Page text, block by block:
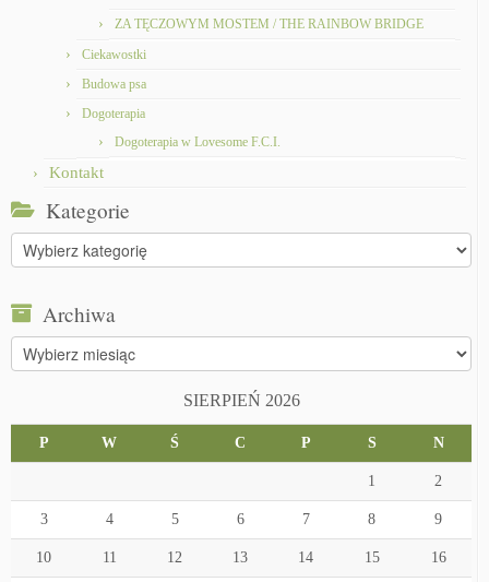
ZA TĘCZOWYM MOSTEM / THE RAINBOW BRIDGE
Ciekawostki
Budowa psa
Dogoterapia
Dogoterapia w Lovesome F.C.I.
Kontakt
Kategorie
Kategorie
Archiwa
Archiwa
SIERPIEŃ 2026
P W Ś C P S N
1 2
3 4 5 6 7 8 9
10 11 12 13 14 15 16